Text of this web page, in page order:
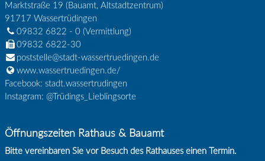
Marktstraße 19 (Bauamt, Altstadtzentrum)
91717 Wassertrüdingen
09832 6822 - 0(Vermittlung)
09832 6822-30
poststelle@stadt-wassertruedingen.de
www.wassertruedingen.de/
Facebook: stadt.wassertrudingen
Instagram: @Trüdings_Lieblingsorte
Öffnungszeiten Rathaus & Bauamt
Bitte vereinbaren Sie vor Besuch des Rathauses einen Termin.